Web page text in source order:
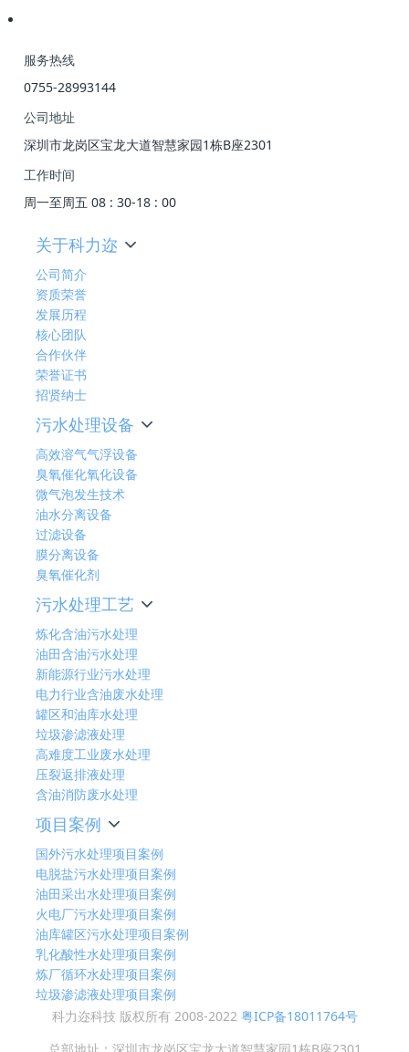
服务热线
0755-28993144
公司地址
深圳市龙岗区宝龙大道智慧家园1栋B座2301
工作时间
周一至周五 08 : 30-18 : 00
关于科力迩
公司简介
资质荣誉
发展历程
核心团队
合作伙伴
荣誉证书
招贤纳士
污水处理设备
高效溶气气浮设备
臭氧催化氧化设备
微气泡发生技术
油水分离设备
过滤设备
膜分离设备
臭氧催化剂
污水处理工艺
炼化含油污水处理
油田含油污水处理
新能源行业污水处理
电力行业含油废水处理
罐区和油库水处理
垃圾渗滤液处理
高难度工业废水处理
压裂返排液处理
含油消防废水处理
项目案例
国外污水处理项目案例
电脱盐污水处理项目案例
油田采出水处理项目案例
火电厂污水处理项目案例
油库罐区污水处理项目案例
乳化酸性水处理项目案例
炼厂循环水处理项目案例
垃圾渗滤液处理项目案例
科力迩科技 版权所有 2008-2022 粤ICP备18011764号